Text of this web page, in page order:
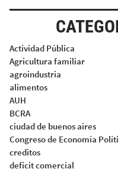
Actividad Pública
Agricultura familiar
agroindustria
alimentos
AUH
BCRA
ciudad de buenos aires
Congreso de Economía
creditos
deficit comercial